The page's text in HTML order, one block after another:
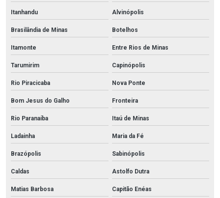
Itanhandu Alvinópolis
Brasilândia de Minas Botelhos
Itamonte Entre Rios de Minas
Tarumirim Capinópolis
Rio Piracicaba Nova Ponte
Bom Jesus do Galho Fronteira
Rio Paranaíba Itaú de Minas
Ladainha Maria da Fé
Brazópolis Sabinópolis
Caldas Astolfo Dutra
Matias Barbosa Capitão Enéas